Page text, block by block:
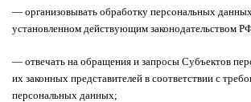
— организовывать обработку персональных
установленном действующим законодательством
— отвечать на обращения и запросы Субъектов
их законных представителей в соответствии с
персональных данных;